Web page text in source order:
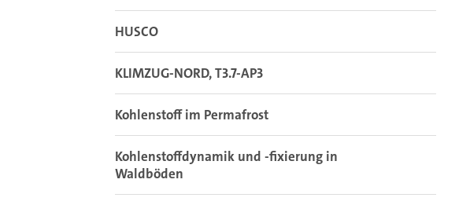
HUSCO
KLIMZUG-NORD, T3.7-AP3
Kohlenstoff im Permafrost
Kohlenstoffdynamik und -fixierung in
Waldböden